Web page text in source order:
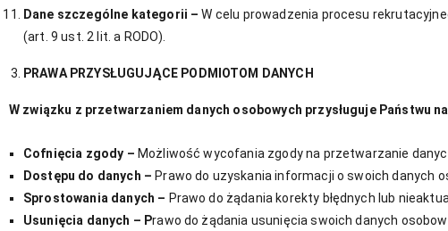
Dane szczególne kategorii –W celu prowadzenia procesu
(art. 9 ust. 2 lit. a RODO).
PRAWA PRZYSŁUGUJĄCE PODMIOTOM DANYCH
W związku z przetwarzaniem danych osobowych przysługuje Państwu
Cofnięcia zgody – Możliwość wycofania zgody na przetwarzanie
Dostępu do danych – Prawo do uzyskania informacji o swoich danych
Sprostowania danych – Prawo do żądania korekty błędnych lub
Usunięcia danych – Prawo do żądania usunięcia swoich danych